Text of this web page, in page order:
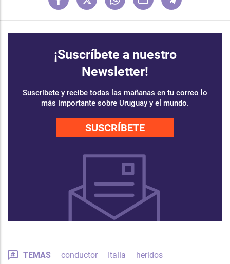
¡Suscríbete a nuestro
Newsletter!
Suscríbete y recibe todas las mañanas en tu correo lo
más importante sobre Uruguay y el mundo.
SUSCRÍBETE
TEMAS conductor Italia heridos